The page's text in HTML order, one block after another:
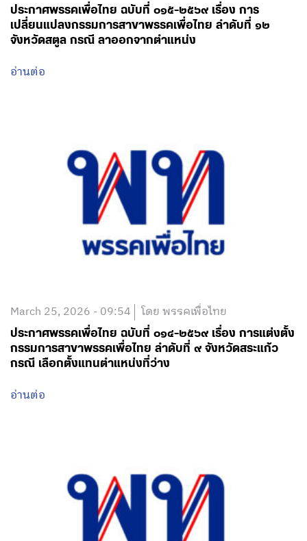
ประกาศพรรคเพื่อไทย ฉบับที่ ๐๑๕-๒๕๖๙ เรื่อง การ
เปลี่ยนแปลงกรรมการสาขาพรรคเพื่อไทย ลำดับที่ ๑๒
จังหวัดสตูล กรณี ลาออกจากตำแหน่ง
อ่านต่อ
March 25, 2026 - 09:54 โดย พรรคเพื่อไทย
ประกาศพรรคเพื่อไทย ฉบับที่ ๐๑๔-๒๕๖๙ เรื่อง การแต่งตั้ง
กรรมการสาขาพรรคเพื่อไทย ลำดับที่ ๙ จังหวัดสระแก้ว
กรณี เลือกตั้งแทนตำแหน่งที่ว่าง
อ่านต่อ